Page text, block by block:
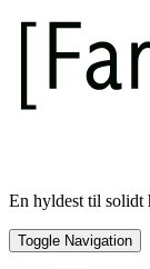
Skip
content
En hyldest til solidt
Toggle Navigation